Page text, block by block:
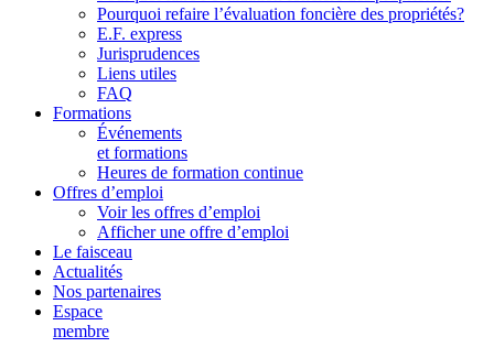
Pourquoi refaire l’évaluation foncière des propriétés?
E.F. express
Jurisprudences
Liens utiles
FAQ
Formations
Événements
et formations
Heures de formation continue
Offres d’emploi
Voir les offres d’emploi
Afficher une offre d’emploi
Le faisceau
Actualités
Nos partenaires
Espace
membre